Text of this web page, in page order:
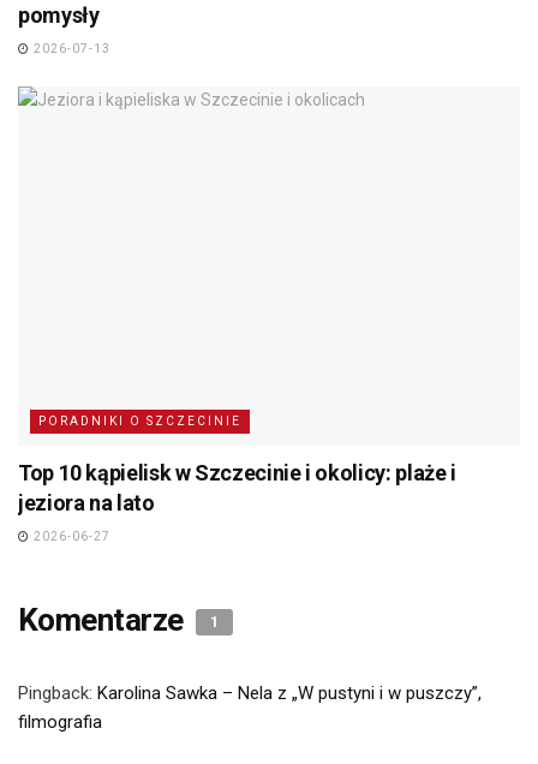
pomysły
2026-07-13
PORADNIKI O SZCZECINIE
Top 10 kąpielisk w Szczecinie i okolicy: plaże i
jeziora na lato
2026-06-27
Komentarze 1
Pingback: Karolina Sawka – Nela z „W pustyni i w puszczy”,
filmografia